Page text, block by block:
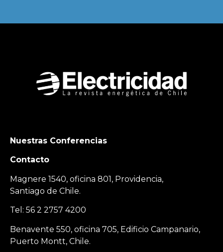
Nuestras Conferencias
Contacto
Magnere 1540, oficina 801, Providencia,
Santiago de Chile.
Tel: 56 2 2757 4200
Benavente 550, oficina 705, Edificio Campanario,
Puerto Montt, Chile.